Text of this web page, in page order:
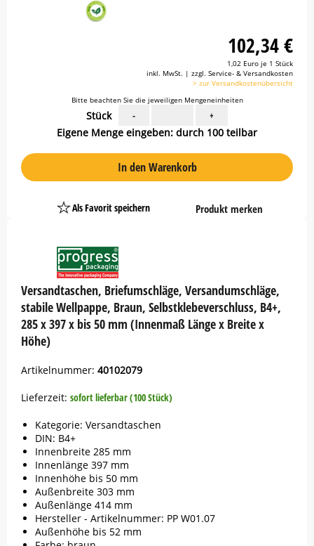
Versandtaschen, Briefumschläge, Versandumschläge,
stabile Wellpappe, Braun, Selbstklebeverschluss, B4+,
285 x 397 x bis 50 mm (Innenmaß Länge x Breite x
Höhe)
Artikelnummer: 40102079
Lieferzeit: sofort lieferbar (100 Stück)
Kategorie: Versandtaschen
DIN: B4+
Innenbreite 285 mm
Innenlänge 397 mm
Innenhöhe bis 50 mm
Außenbreite 303 mm
Außenlänge 414 mm
Hersteller - Artikelnummer: PP W01.07
Außenhöhe bis 52 mm
102,34 €
1,02 Euro je 1 Stück
inkl. MwSt. | zzgl. Service- & Versandkosten
> zur Versandkostenübersicht
Bitte beachten Sie die jeweiligen Mengeneinheiten
Stück - +
Eigene Menge eingeben: durch 100 teilbar
In den Warenkorb
Als Favorit speichern
PlatzhalterProdukt merken